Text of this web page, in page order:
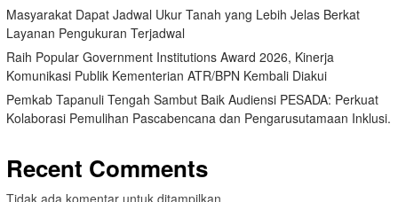
Masyarakat Dapat Jadwal Ukur Tanah yang Lebih Jelas Berkat
Layanan Pengukuran Terjadwal
Raih Popular Government Institutions Award 2026, Kinerja
Komunikasi Publik Kementerian ATR/BPN Kembali Diakui
Pemkab Tapanuli Tengah Sambut Baik Audiensi PESADA: Perkuat
Kolaborasi Pemulihan Pascabencana dan Pengarusutamaan Inklusi.
Recent Comments
Tidak ada komentar untuk ditampilkan.